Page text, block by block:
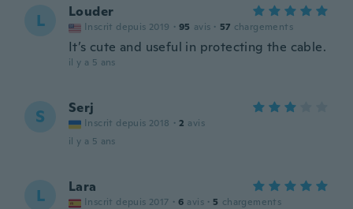
L Louder
Inscrit depuis 2019 · 95 avis · 57 chargements
It’s cute and useful in protecting the cable.
il y a 5 ans
S Serj
Inscrit depuis 2018 · 2 avis
il y a 5 ans
L Lara
Inscrit depuis 2017 · 6 avis · 5 chargements